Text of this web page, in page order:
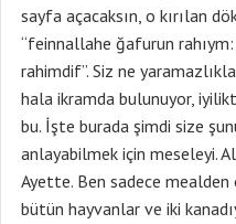
sayfa açacaksın, o kırılan
“feinnallahe ğafurun
rahimdif”. Siz ne
hala ikramda bulunuyor,
bu. İşte burada şimdi size
anlayabilmek için meseleyi.
Ayette. Ben sadece mealden
bütün hayvanlar ve iki